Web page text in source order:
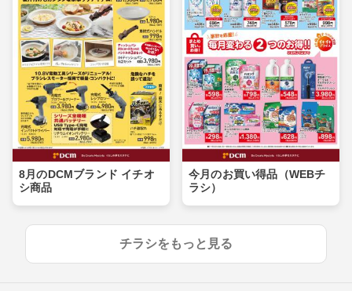
8月のDCMブランド イチオ
シ商品
今月のお買い得品（WEBチ
ラシ）
チラシをもっと見る